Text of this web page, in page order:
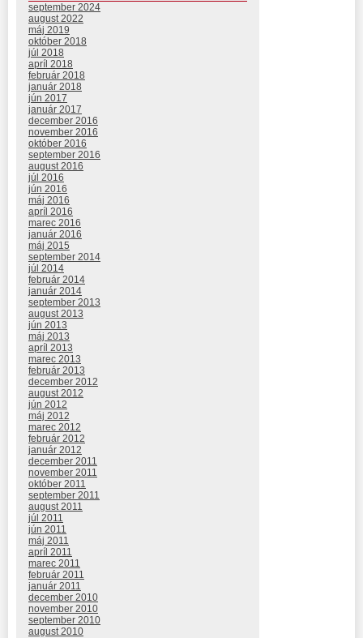
september 2024
august 2022
máj 2019
október 2018
júl 2018
apríl 2018
február 2018
január 2018
jún 2017
január 2017
december 2016
november 2016
október 2016
september 2016
august 2016
júl 2016
jún 2016
máj 2016
apríl 2016
marec 2016
január 2016
máj 2015
september 2014
júl 2014
február 2014
január 2014
september 2013
august 2013
jún 2013
máj 2013
apríl 2013
marec 2013
február 2013
december 2012
august 2012
jún 2012
máj 2012
marec 2012
február 2012
január 2012
december 2011
november 2011
október 2011
september 2011
august 2011
júl 2011
jún 2011
máj 2011
apríl 2011
marec 2011
február 2011
január 2011
december 2010
november 2010
september 2010
august 2010